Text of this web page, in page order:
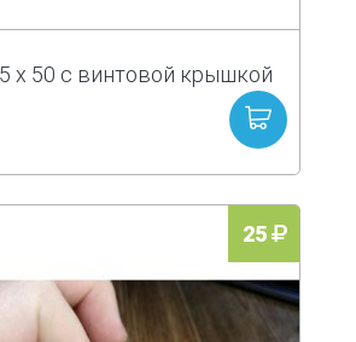
х 50 с винтовой крышкой
25